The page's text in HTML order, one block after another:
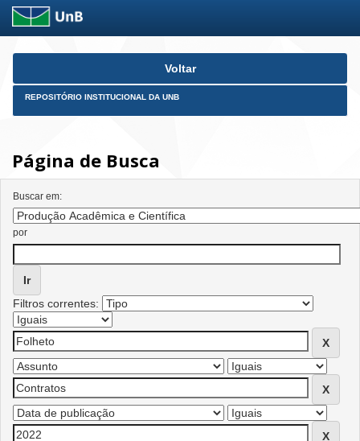
Skip
Voltar
REPOSITÓRIO INSTITUCIONAL DA UNB
Página de Busca
Buscar em:
por
Filtros correntes: